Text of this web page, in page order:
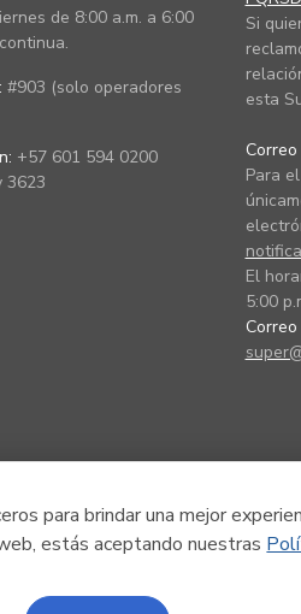
para brindar una mejor
estás aceptando nuestras
de 8:00 a.m. a 6:00
#903 (solo operadores
+57 601 594 0200
3623
Si
esta
Para
El
5:00